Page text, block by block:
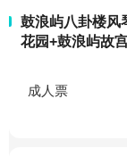
鼓浪屿八卦楼风
花园+鼓浪屿故
成人票